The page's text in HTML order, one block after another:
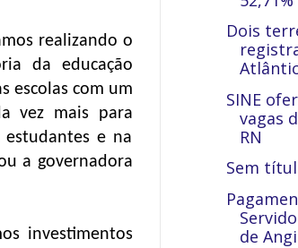
realizando o
da educação
escolas com um
vez mais para
e na
a governadora
investimentos
Dois
SINE
vagas
RN
Sem
de